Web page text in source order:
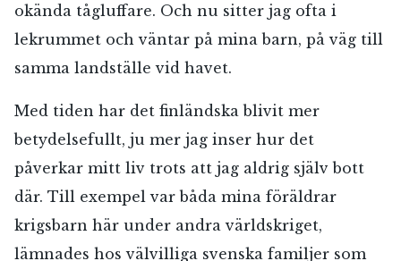
okända tågluffare. Och nu sitter jag ofta i
lekrummet och väntar på mina barn, på väg till
samma landställe vid havet.
Med tiden har det finländska blivit mer
betydelsefullt, ju mer jag inser hur det
påverkar mitt liv trots att jag aldrig själv bott
där. Till exempel var båda mina föräldrar
krigsbarn här under andra världskriget,
lämnades hos välvilliga svenska familjer som